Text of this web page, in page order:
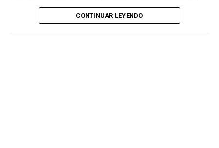
para sofocar el fuego, logrando controlar la emergencia
tras varios minutos de trabajo.
CONTINUAR LEYENDO